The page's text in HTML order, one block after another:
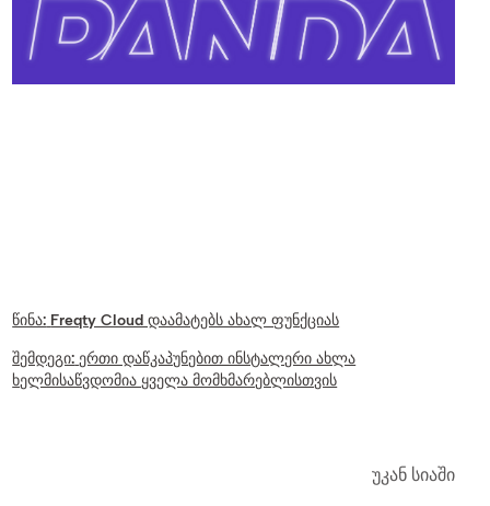
წინა: Freqty Cloud დაამატებს ახალ ფუნქციას
შემდეგი: ერთი დაწკაპუნებით ინსტალერი ახლა
ხელმისაწვდომია ყველა მომხმარებლისთვის
უკან სიაში